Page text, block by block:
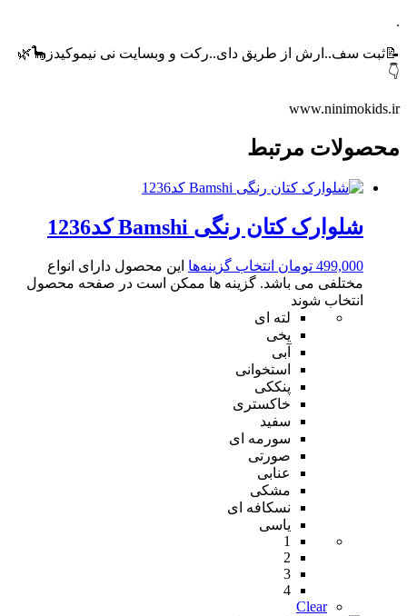
.
📝ثبت سف..ارش از طریق دای..رکت و وبسایت نی نیموکیدز🦕🌿
👇
www.ninimokids.ir
محصولات مرتبط
شلوارک کتان رنگی Bamshi کد1236
499,000 تومان انتخاب گزینه‌ها این محصول دارای انواع
مختلفی می باشد. گزینه ها ممکن است در صفحه محصول
انتخاب شوند
لته ای
یخی
آبی
استخوانی
پنککی
خاکستری
سفید
سورمه ای
صورتی
عنابی
مشکی
نسکافه ای
یاسی
1
2
3
4
Clear